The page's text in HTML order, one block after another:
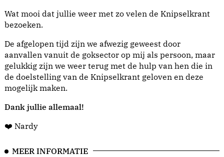
Wat mooi dat jullie weer met zo velen de Knipselkrant
bezoeken.
De afgelopen tijd zijn we afwezig geweest door
aanvallen vanuit de goksector op mij als persoon, maar
gelukkig zijn we weer terug met de hulp van hen die in
de doelstelling van de Knipselkrant geloven en deze
mogelijk maken.
Dank jullie allemaal!
❤️ Nardy
MEER INFORMATIE